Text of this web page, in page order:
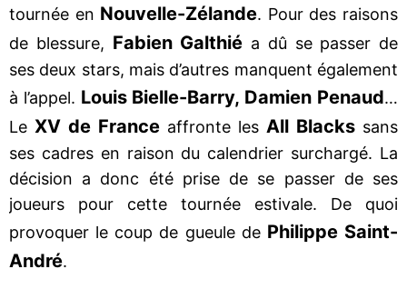
tournée en Nouvelle-Zélande. Pour des raisons
de blessure, Fabien Galthié a dû se passer de
ses deux stars, mais d’autres manquent également
à l’appel. Louis Bielle-Barry, Damien Penaud…
Le XV de France affronte les All Blacks sans
ses cadres en raison du calendrier surchargé. La
décision a donc été prise de se passer de ses
joueurs pour cette tournée estivale. De quoi
provoquer le coup de gueule de Philippe Saint-
André.